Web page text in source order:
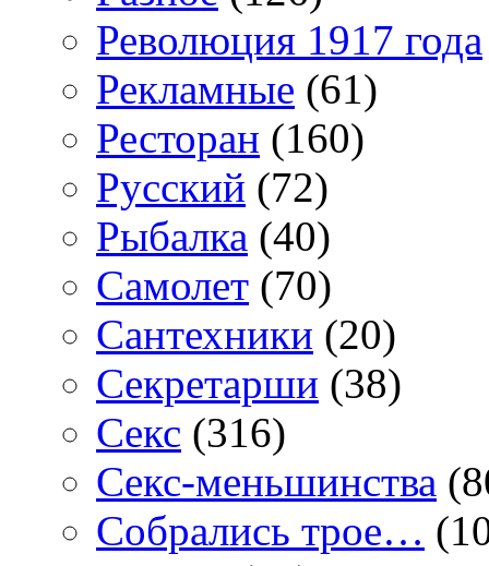
Революция 1917 года
Рекламные (61)
Ресторан (160)
Русский (72)
Рыбалка (40)
Самолет (70)
Сантехники (20)
Секретарши (38)
Секс (316)
Секс-меньшинства
Собрались трое…